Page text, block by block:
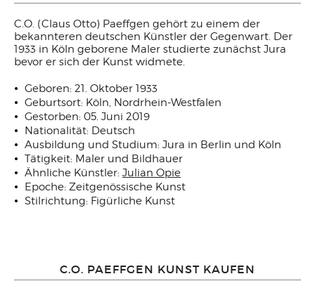
C.O. (Claus Otto) Paeffgen gehört zu einem der
bekannteren deutschen Künstler der Gegenwart. Der
1933 in Köln geborene Maler studierte zunächst Jura
bevor er sich der Kunst widmete.
Geboren: 21. Oktober 1933
Geburtsort: Köln, Nordrhein-Westfalen
Gestorben: 05. Juni 2019
Nationalität: Deutsch
Ausbildung und Studium: Jura in Berlin und Köln
Tätigkeit: Maler und Bildhauer
Ähnliche Künstler: Julian Opie
Epoche: Zeitgenössische Kunst
Stilrichtung: Figürliche Kunst
C.O. PAEFFGEN KUNST KAUFEN